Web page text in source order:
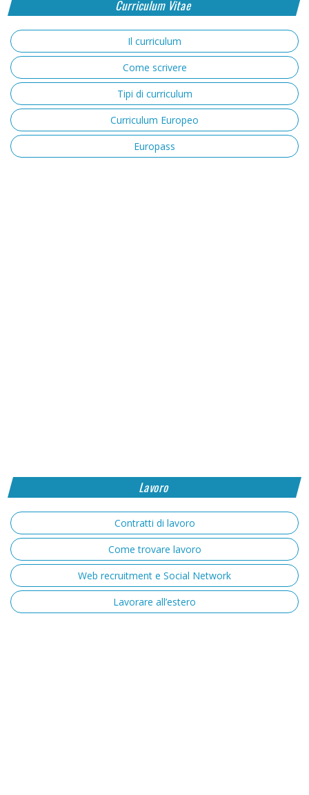
Curriculum Vitae
Il curriculum
Come scrivere
Tipi di curriculum
Curriculum Europeo
Europass
Lavoro
Contratti di lavoro
Come trovare lavoro
Web recruitment e Social Network
Lavorare all’estero